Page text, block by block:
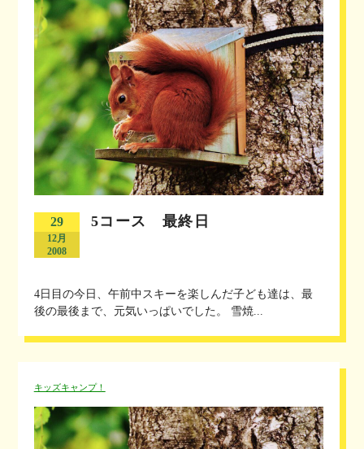
29
12月
2008
5コース 最終日
4日目の今日、午前中スキーを楽しんだ子ども達は、最
後の最後まで、元気いっぱいでした。 雪焼...
キッズキャンプ！